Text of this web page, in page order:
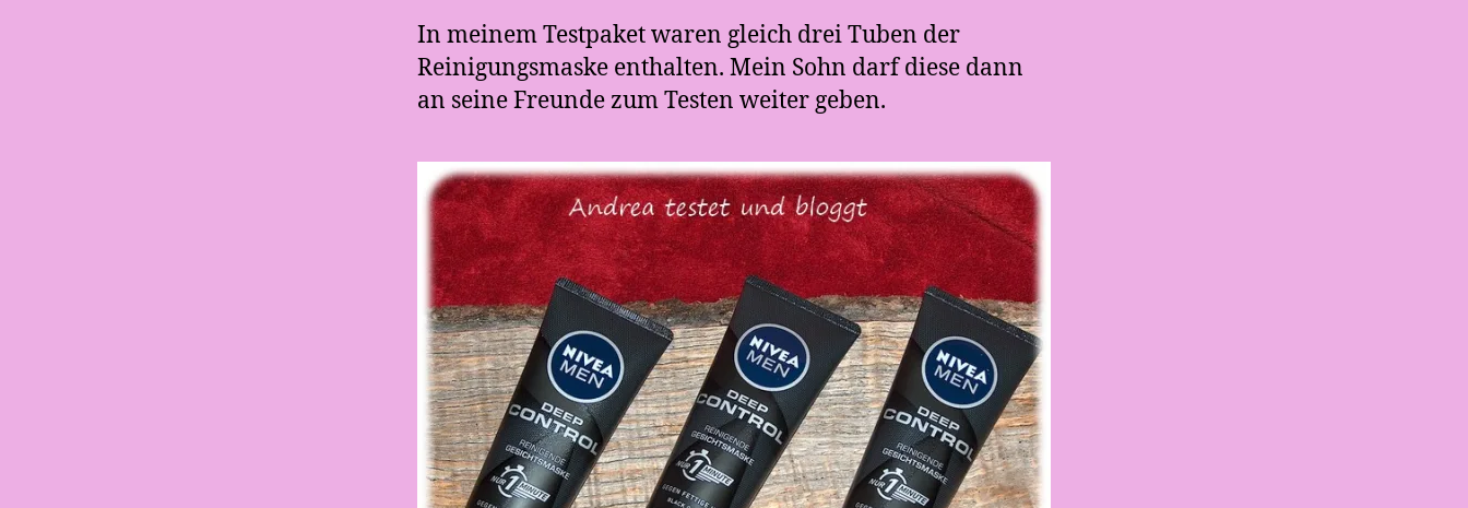
In meinem Testpaket waren gleich drei Tuben der
Reinigungsmaske enthalten. Mein Sohn darf diese dann
an seine Freunde zum Testen weiter geben.